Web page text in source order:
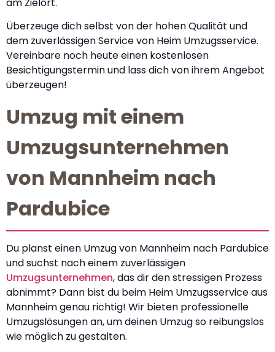
Überzeuge dich selbst von der hohen Qualität und
dem zuverlässigen Service von Heim Umzugsservice.
Vereinbare noch heute einen kostenlosen
Besichtigungstermin und lass dich von ihrem Angebot
überzeugen!
Umzug mit einem
Umzugsunternehmen
von Mannheim nach
Pardubice
Du planst einen Umzug von Mannheim nach Pardubice
und suchst nach einem zuverlässigen
Umzugsunternehmen, das dir den stressigen Prozess
abnimmt? Dann bist du beim Heim Umzugsservice aus
Mannheim genau richtig! Wir bieten professionelle
Umzugslösungen an, um deinen Umzug so reibungslos
wie möglich zu gestalten.